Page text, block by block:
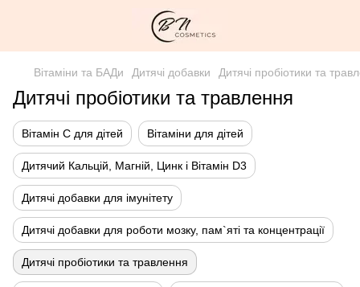
Вітаміни та БАДи Дитячі добавки Дитячі пробіотики та
Дитячі пробіотики та травлення
Вітамін С для дітей Вітаміни для дітей
Дитячий Кальцій, Магній, Цинк і Вітамін D3
Дитячі добавки для імунітету
Дитячі добавки для роботи мозку, пам`яті та концентрації
Дитячі пробіотики та травлення